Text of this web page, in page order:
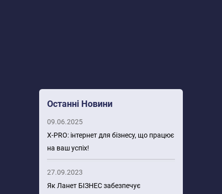
Останні Новини
09.06.2025
X-PRO: інтернет для бізнесу, що працює
на ваш успіх!
27.09.2023
Як Ланет БІЗНЕС забезпечує